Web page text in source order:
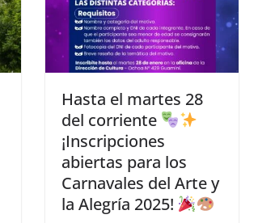
Hasta el martes 28
del corriente
¡Inscripciones
abiertas para los
Carnavales del Arte y
la Alegría 2025!